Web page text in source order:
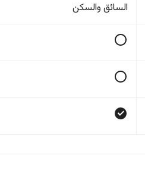
السائق والسکن